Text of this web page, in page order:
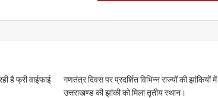
है फ्री वाईफाई
गणतंत्र दिवस पर प्रदर्शित विभिन्न राज्यों की झांकियों में
उत्तराखण्ड की झांकी को मिला तृतीय स्थान।